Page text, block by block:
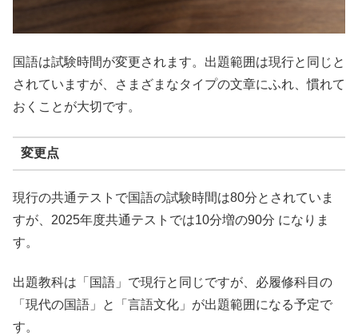
国語は試験時間が変更されます。出題範囲は現行と同じと
されていますが、さまざまなタイプの文章にふれ、慣れて
おくことが大切です。
変更点
現行の共通テストで国語の試験時間は80分とされていま
すが、2025年度共通テストでは10分増の90分 になりま
す。
出題教科は「国語」で現行と同じですが、必履修科目の
「現代の国語」と「言語文化」が出題範囲になる予定で
す。